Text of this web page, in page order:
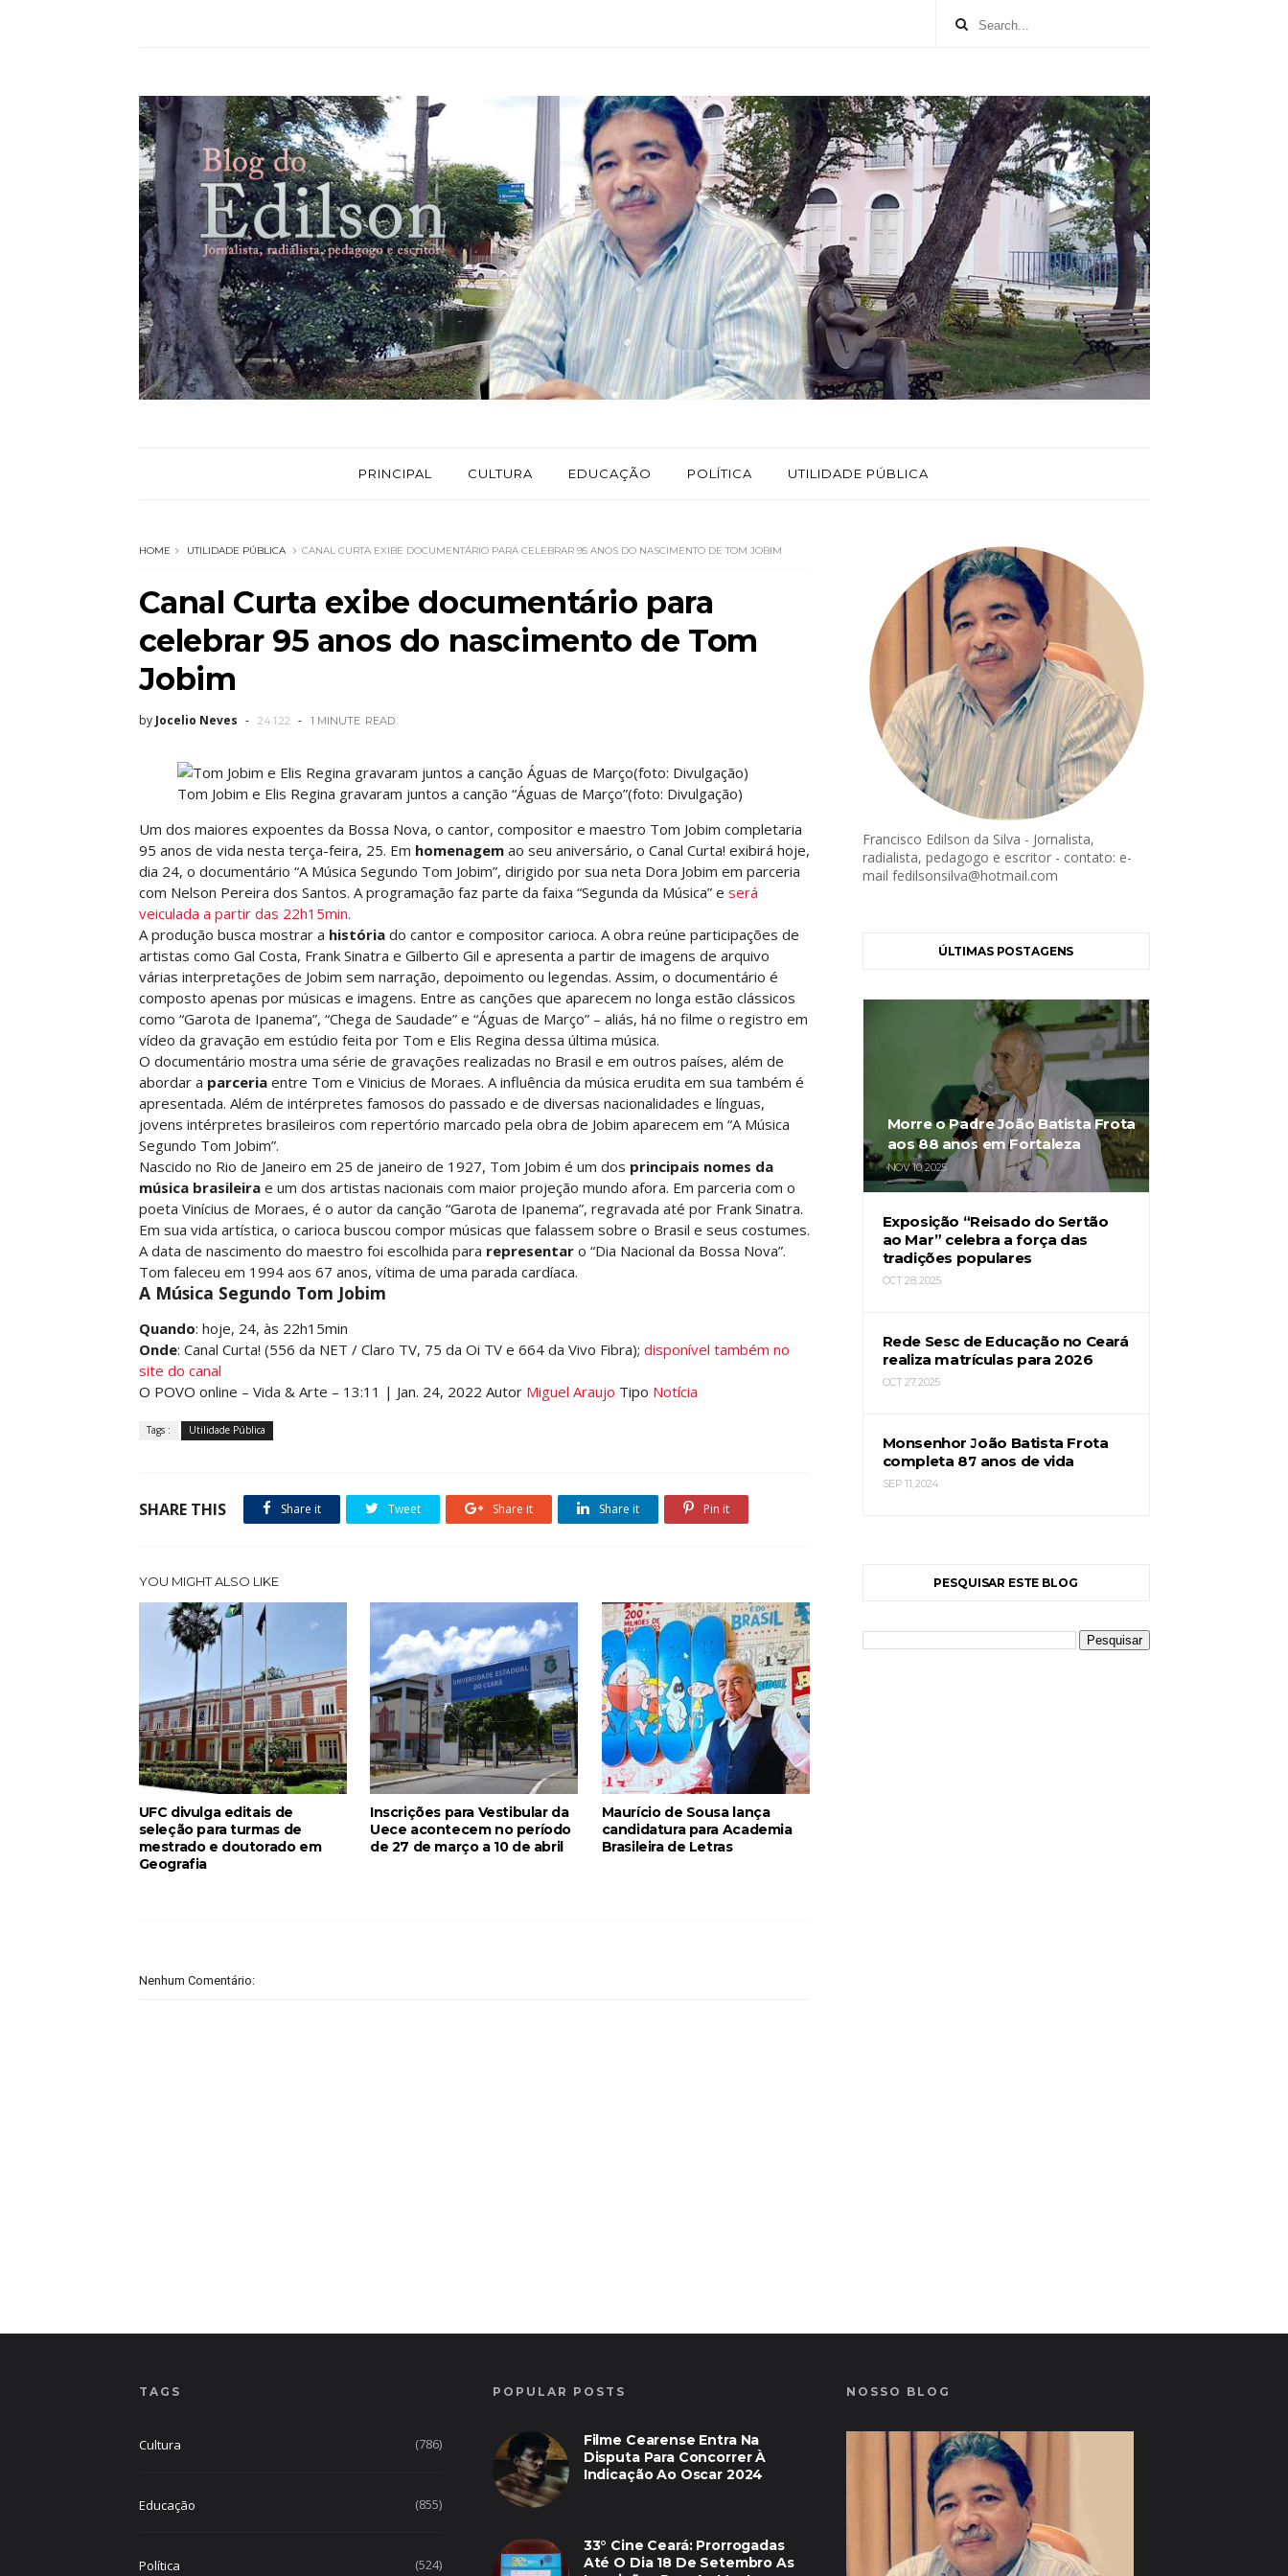
PRINCIPAL CULTURA EDUCAÇÃO POLÍTICA UTILIDADE PÚBLICA
HOME UTILIDADE PÚBLICA CANAL CURTA EXIBE DOCUMENTÁRIO PARA CELEBRAR 95 ANOS DO NASCIMENTO DE TOM JOBIM
Canal Curta exibe documentário para
celebrar 95 anos do nascimento de Tom
Jobim
by Jocelio Neves 24.1.22 1 MINUTE READ
Tom Jobim e Elis Regina gravaram juntos a canção “Águas de Março”(foto: Divulgação)
Um dos maiores expoentes da Bossa Nova, o cantor, compositor e maestro Tom Jobim completaria
95 anos de vida nesta terça-feira, 25. Em homenagemao seu aniversário, o Canal Curta! exibirá hoje,
dia 24, o documentário “A Música Segundo Tom Jobim”, dirigido por sua neta Dora Jobim em parceria
com Nelson Pereira dos Santos. A programação faz parte da faixa “Segunda da Música” e será
veiculada a partir das 22h15min.
A produção busca mostrar a históriado cantor e compositor carioca. A obra reúne participações de
artistas como Gal Costa, Frank Sinatra e Gilberto Gil e apresenta a partir de imagens de arquivo
várias interpretações de Jobim sem narração, depoimento ou legendas. Assim, o documentário é
composto apenas por músicas e imagens. Entre as canções que aparecem no longa estão clássicos
como “Garota de Ipanema”, “Chega de Saudade” e “Águas de Março” – aliás, há no filme o registro em
vídeo da gravação em estúdio feita por Tom e Elis Regina dessa última música.
O documentário mostra uma série de gravações realizadas no Brasil e em outros países, além de
abordar a parceriaentre Tom e Vinicius de Moraes. A influência da música erudita em sua também é
apresentada. Além de intérpretes famosos do passado e de diversas nacionalidades e línguas,
jovens intérpretes brasileiros com repertório marcado pela obra de Jobim aparecem em “A Música
Segundo Tom Jobim”.
Nascido no Rio de Janeiro em 25 de janeiro de 1927, Tom Jobim é um dos principais nomes da
música brasileirae um dos artistas nacionais com maior projeção mundo afora. Em parceria com o
poeta Vinícius de Moraes, é o autor da canção “Garota de Ipanema”, regravada até por Frank Sinatra.
Em sua vida artística, o carioca buscou compor músicas que falassem sobre o Brasil e seus costumes.
A data de nascimento do maestro foi escolhida para representaro “Dia Nacional da Bossa Nova”.
Tom faleceu em 1994 aos 67 anos, vítima de uma parada cardíaca.
A Música Segundo Tom Jobim
Quando: hoje, 24, às 22h15min
Onde: Canal Curta! (556 da NET / Claro TV, 75 da Oi TV e 664 da Vivo Fibra); disponível também no
site do canal
O POVO online – Vida & Arte – 13:11 | Jan. 24, 2022 Autor Miguel Araujo Tipo Notícia
Tags : Utilidade Pública
SHARE THIS Share it Tweet Share it Share it Pin it
YOU MIGHT ALSO LIKE
UFC divulga editais de
seleção para turmas de
mestrado e doutorado em
Geografia
Inscrições para Vestibular da
Uece acontecem no período
de 27 de março a 10 de abril
Maurício de Sousa lança
candidatura para Academia
Brasileira de Letras
Nenhum Comentário:
Francisco Edilson da Silva - Jornalista,
radialista, pedagogo e escritor - contato: e-
mail fedilsonsilva@hotmail.com
ÚLTIMAS POSTAGENS
Morre o Padre João Batista Frota
aos 88 anos em Fortaleza
NOV 10, 2025
Exposição “Reisado do Sertão
ao Mar” celebra a força das
tradições populares
OCT 28, 2025
Rede Sesc de Educação no Ceará
realiza matrículas para 2026
OCT 27, 2025
Monsenhor João Batista Frota
completa 87 anos de vida
SEP 11, 2024
PESQUISAR ESTE BLOG
TAGS
Cultura (786)
Educação (855)
Política (524)
POPULAR POSTS
Filme Cearense Entra Na
Disputa Para Concorrer À
Indicação Ao Oscar 2024
33° Cine Ceará: Prorrogadas
Até O Dia 18 De Setembro As
NOSSO BLOG